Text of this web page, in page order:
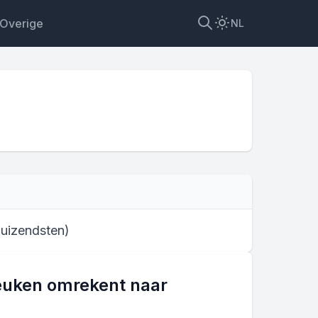
Overige NL
)
omrekent naar